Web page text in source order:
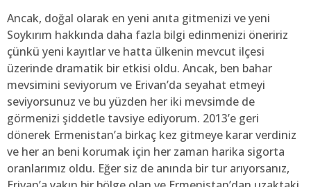
Ancak, doğal olarak en yeni anıta gitmenizi ve yeni
Soykırım hakkında daha fazla bilgi edinmenizi öneririz
çünkü yeni kayıtlar ve hatta ülkenin mevcut ilçesi
üzerinde dramatik bir etkisi oldu. Ancak, ben bahar
mevsimini seviyorum ve Erivan’da seyahat etmeyi
seviyorsunuz ve bu yüzden her iki mevsimde de
görmenizi şiddetle tavsiye ediyorum. 2013’e geri
dönerek Ermenistan’a birkaç kez gitmeye karar verdiniz
ve her an beni korumak için her zaman harika sigorta
oranlarımız oldu. Eğer siz de anında bir tur arıyorsanız,